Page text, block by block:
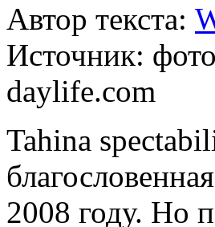
Автор текста:
Источник:
daylife.com
Tahina
2008 году. Но